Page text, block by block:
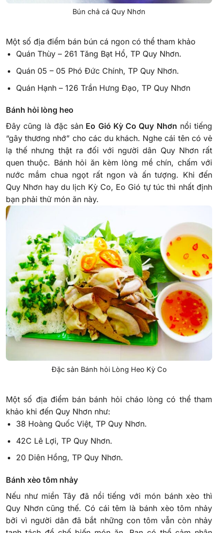
Bún chả cá Quy Nhơn
Một số địa điểm bán bún cá ngon có thể tham khảo
Quán Thùy – 261 Tăng Bạt Hổ, TP Quy Nhơn.
Quán 05 – 05 Phó Đức Chính, TP Quy Nhơn.
Quán Hạnh – 126 Trần Hưng Đạo, TP Quy Nhơn
Bánh hỏi lòng heo
Đây cũng là đặc sản Eo Gió Kỳ Co Quy Nhơn nổi tiếng
“gây thương nhớ” cho các du khách. Nghe cái tên có vẻ
lạ thế nhưng thật ra đối với người dân Quy Nhơn rất
quen thuộc. Bánh hỏi ăn kèm lòng mề chín, chấm với
nước mắm chua ngọt rất ngon và ấn tượng. Khi đến
Quy Nhơn hay du lịch Kỳ Co, Eo Gió tự túc thì nhất định
bạn phải thử món ăn này.
Đặc sản Bánh hỏi Lòng Heo Kỳ Co
Một số địa điểm bán bánh hỏi cháo lòng có thể tham
khảo khi đến Quy Nhơn như:
38 Hoàng Quốc Việt, TP Quy Nhơn.
42C Lê Lợi, TP Quy Nhơn.
20 Diên Hồng, TP Quy Nhơn.
Bánh xèo tôm nhảy
Nếu như miền Tây đã nổi tiếng với món bánh xèo thì
Quy Nhơn cũng thế. Có cái têm là bánh xèo tôm nhảy
bởi vì người dân đã bắt những con tôm vẫn còn nhảy